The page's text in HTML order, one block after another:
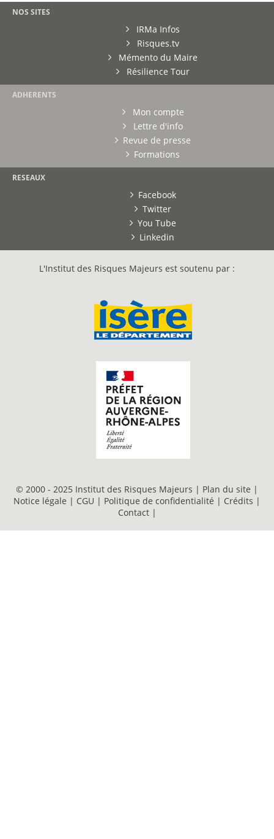
NOS SITES
IRMa Infos
Risques.tv
Mémento du Maire
Résilience Tour
ADHERENTS
Mon compte
Lettre d'info
Revue de presse
Formations
RESEAUX
Facebook
Twitter
You Tube
Linkedin
L'Institut des Risques Majeurs est soutenu par :
© 2000 - 2025 Institut des Risques Majeurs | Plan du site |
Notice légale | CGU | Politique de confidentialité | Crédits |
Contact |